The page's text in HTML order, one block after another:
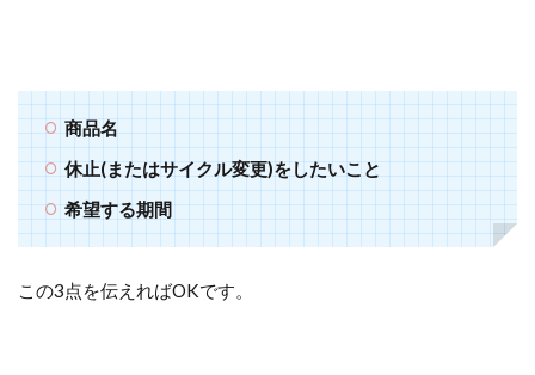
商品名
休止(またはサイクル変更)をしたいこと
希望する期間
この3点を伝えればOKです。